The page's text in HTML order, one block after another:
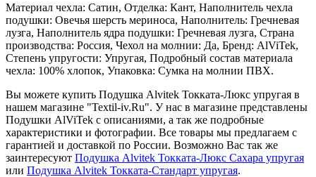
Материал чехла: Сатин, Отделка: Кант, Наполнитель чехла
подушки: Овечья шерсть мериноса, Наполнитель: Гречневая
лузга, Наполнитель ядра подушки: Гречневая лузга, Страна
производства: Россия, Чехол на молнии: Да, Бренд: AlViTek,
Степень упругости: Упругая, Подробный состав материала
чехла: 100% хлопок, Упаковка: Сумка на молнии ПВХ.
Вы можете купить Подушка Alvitek Токката-Люкс упругая в
нашем магазине "Textil-iv.Ru". У нас в магазине представлены
Подушки AlViTek с описаниями, а так же подробные
характеристики и фотографии. Все товары мы предлагаем с
гарантией и доставкой по России. Возможно Вас так же
заинтересуют Подушка Alvitek Токката-Люкс Сахара упругая
или Подушка Alvitek Токката-Стандарт упругая.